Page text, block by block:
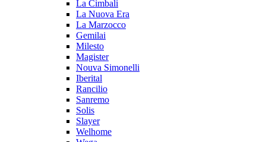
La Cimbali
La Nuova Era
La Marzocco
Gemilai
Milesto
Magister
Nouva Simonelli
Iberital
Rancilio
Sanremo
Solis
Slayer
Welhome